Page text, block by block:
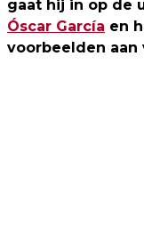
gaat hij in op de
Óscar García en
voorbeelden aan